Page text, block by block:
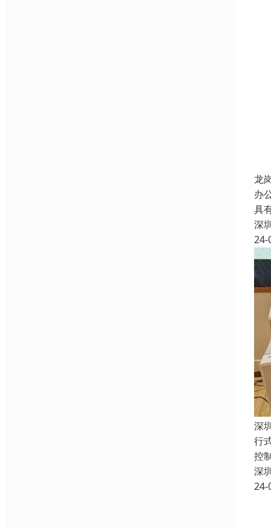
龙
办
具
深
24-
深
行
控
深
24-